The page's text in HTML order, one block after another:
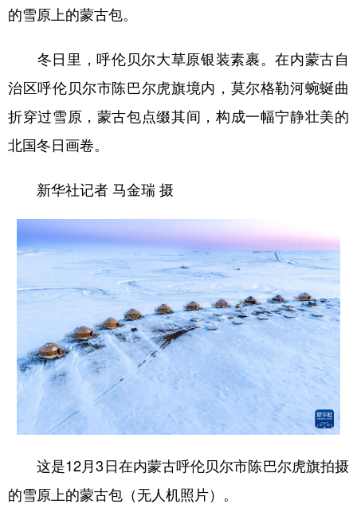
的雪原上的蒙古包。
冬日里，呼伦贝尔大草原银装素裹。在内蒙古自
治区呼伦贝尔市陈巴尔虎旗境内，莫尔格勒河蜿蜒曲
折穿过雪原，蒙古包点缀其间，构成一幅宁静壮美的
北国冬日画卷。
新华社记者 马金瑞 摄
这是12月3日在内蒙古呼伦贝尔市陈巴尔虎旗拍摄
的雪原上的蒙古包（无人机照片）。